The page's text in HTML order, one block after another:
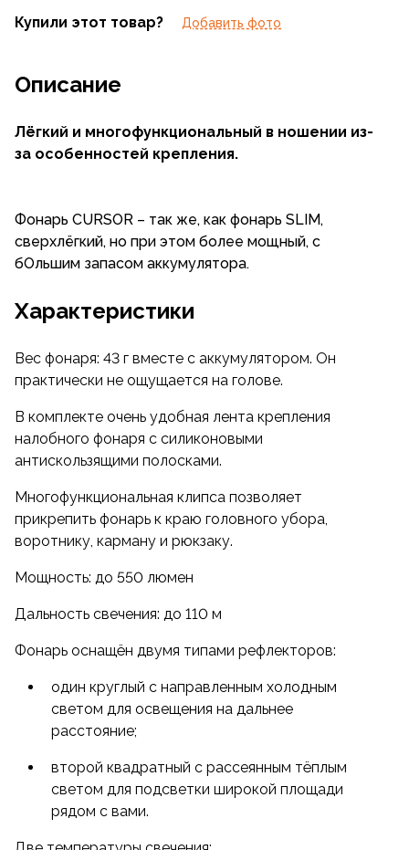
Купили этот товар? Добавить фото
Описание
Лёгкий и многофункциональный в ношении из-
за особенностей крепления.
Фонарь CURSOR – так же, как фонарь SLIM,
сверхлёгкий, но при этом более мощный, с
бОльшим запасом аккумулятора.
Характеристики
Вес фонаря: 43 г вместе с аккумулятором. Он
практически не ощущается на голове.
В комплекте очень удобная лента крепления
налобного фонаря с силиконовыми
антискользящими полосками.
Многофункциональная клипса позволяет
прикрепить фонарь к краю головного убора,
воротнику, карману и рюкзаку.
Мощность: до 550 люмен
Дальность свечения: до 110 м
Фонарь оснащён двумя типами рефлекторов:
один круглый с направленным холодным
светом для освещения на дальнее
расстояние;
второй квадратный с рассеянным тёплым
светом для подсветки широкой площади
рядом с вами.